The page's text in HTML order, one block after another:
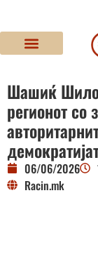
Шашиќ
регионот со
06/06/2026
Racin.mk